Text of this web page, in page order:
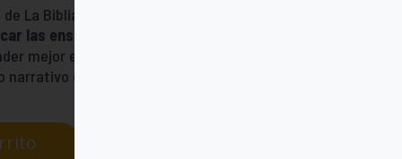
La Biblia del Peregrino de Schökel,
las enseñanzas bíblicas en tu vida
mejor el sentido completo de los libros
que los une.